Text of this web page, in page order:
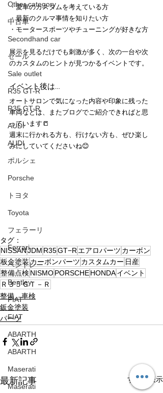
Other category
中古車
Secondhand car
セール
Sale outlet
R35 GT-R
R35 GT-R
AUDI
AUDI
ポルシェ
Porsche
トヨタ
Toyota
フェラーリ
Ferrari
ベントレー
Bentley
FIAT
FIAT
ABARTH
ABARTH
Maserati
Maserati
・愛車のカスタムを考えている方
・最新のクルマ事情を知りたい方
・モータースポーツやチューニングが好きな方
展示を見るだけでも刺激が多く、次の一台や次
のカスタムのヒントが見つかるイベントです。
イベント後は…
オートサロンで気になった内容や印象に残った
車両などは、またブログでご紹介できればと思
っています📒
週末に行かれる方も、行けない方も、ぜひ楽し
みにしていてくださいね😊
タグ：
NISSANJDM R35GT−R エアロパーツ カーボン
板金塗装カーボンパーツ カスタムカー 日産
整備点検 NISMOPORSCHEHONDAイベント
Ｒ３５ＧＴ－Ｒ
整備、車検
鈑金塗装
パーツ
最新記事 すべて表示